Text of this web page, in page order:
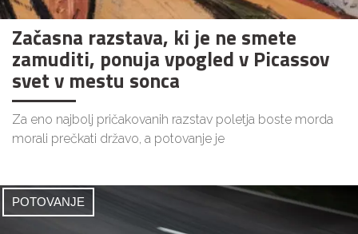
Začasna razstava, ki je ne smete
zamuditi, ponuja vpogled v Picassov
svet v mestu sonca
Za eno najbolj pričakovanih razstav poletja boste morda
morali prečkati državo, a potovanje je
POTOVANJE